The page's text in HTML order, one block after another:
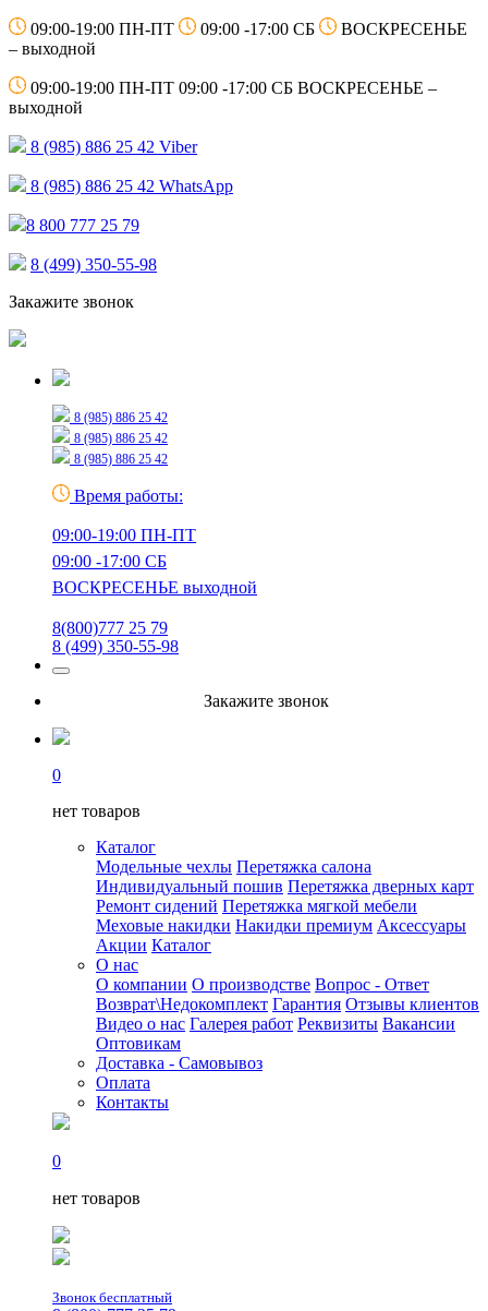
09:00-19:00 ПН-ПТ 09:00 -17:00 СБ
ВОСКРЕСЕНЬЕ
– выходной
09:00-19:00 ПН-ПТ 09:00 -17:00 СБ ВОСКРЕСЕНЬЕ –
выходной
8 (985) 886 25 42 Viber
8 (985) 886 25 42 WhatsApp
8 800 777 25 79
8 (499) 350-55-98
Закажите звонок
8 (985) 886 25 42
8 (985) 886 25 42
8 (985) 886 25 42
Время работы:
09:00-19:00 ПН-ПТ
09:00 -17:00 СБ
ВОСКРЕСЕНЬЕ выходной
8(800)777 25 79
8 (499) 350-55-98
Закажите звонок
0
нет товаров
Каталог
Модельные чехлы Перетяжка салона
Индивидуальный пошив Перетяжка дверных карт
Ремонт сидений Перетяжка мягкой мебели
Меховые накидки Накидки премиум Аксессуары
Акции Каталог
О нас
О компании О производстве Вопрос - Ответ
Возврат\Недокомплект Гарантия Отзывы клиентов
Видео о нас Галерея работ Реквизиты Вакансии
Оптовикам
Доставка - Самовывоз
Оплата
Контакты
0
нет товаров
Звонок бесплатный